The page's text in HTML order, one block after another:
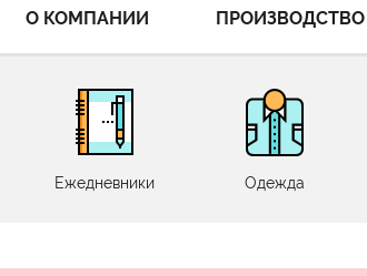
О КОМПАНИИ ПРОИЗВОДСТВО
Ежедневники Одежда